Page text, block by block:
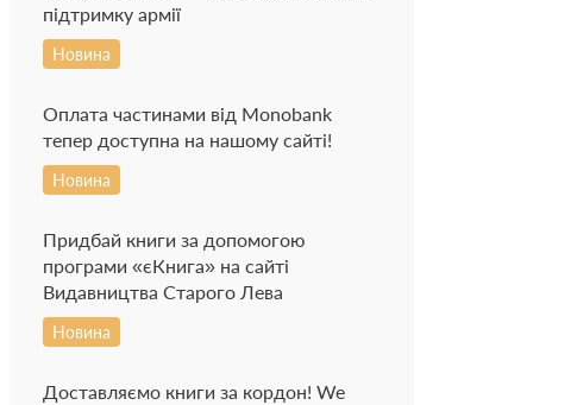
підтримку армії
Новина
Оплата частинами від Monobank
тепер доступна на нашому сайті!
Новина
Придбай книги за допомогою
програми «єКнига» на сайті
Видавництва Старого Лева
Новина
Доставляємо книги за кордон! We